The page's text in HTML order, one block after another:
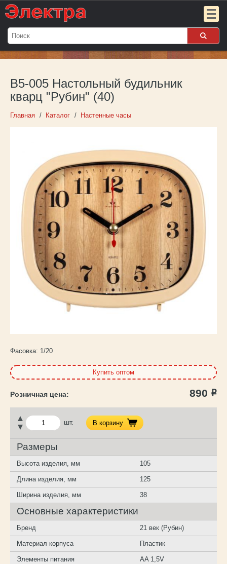
Мой
Пока
пуст
Войти
Партнёрам
Контакты
Каталог
товаров
В5-005 Настольный будильник
кварц "Рубин" (40)
Главная Каталог Настенные часы
Фасовка: 1/20
Купить оптом
890 Р
шт. В корзину
Размеры
Высота изделия, мм 105
Длина изделия, мм 125
Ширина изделия, мм 38
Основные характеристики
Бренд 21 век (Рубин)
Материал корпуса Пластик
Элементы питания AA 1,5V